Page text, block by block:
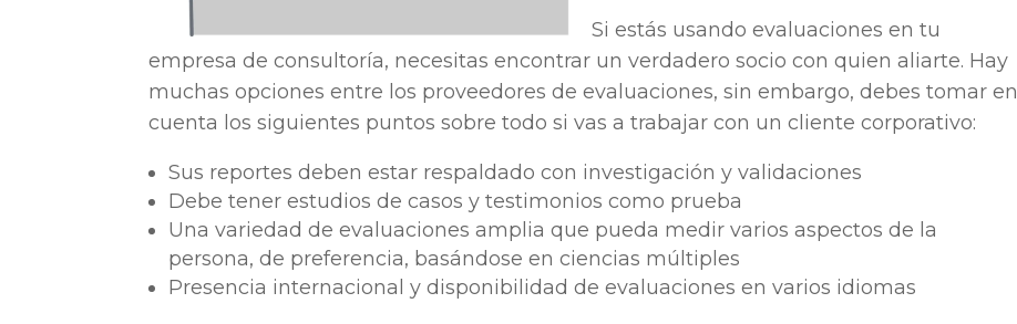
Si estás usando evaluaciones en tu
empresa de consultoría, necesitas encontrar un verdadero socio con quien aliarte. Hay
muchas opciones entre los proveedores de evaluaciones, sin embargo, debes tomar en
cuenta los siguientes puntos sobre todo si vas a trabajar con un cliente corporativo:
Sus reportes deben estar respaldado con investigación y validaciones
Debe tener estudios de casos y testimonios como prueba
Una variedad de evaluaciones amplia que pueda medir varios aspectos de la
persona, de preferencia, basándose en ciencias múltiples
Presencia internacional y disponibilidad de evaluaciones en varios idiomas